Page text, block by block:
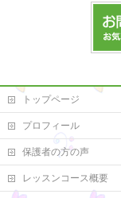
トップページ
プロフィール
保護者の方の声
レッスンコース概要